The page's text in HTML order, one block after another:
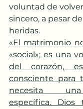
voluntad de
sincero, a pesar
heridas.
«El matrimonio
«social»; es una
del corazón,
consciente para
necesita
específica.